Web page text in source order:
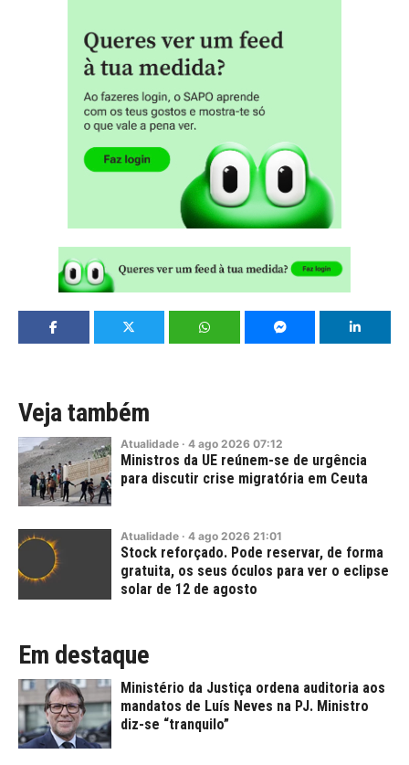
Veja também
Atualidade · 4 ago 2026 07:12
Ministros da UE reúnem-se de urgência
para discutir crise migratória em Ceuta
Atualidade · 4 ago 2026 21:01
Stock reforçado. Pode reservar, de forma
gratuita, os seus óculos para ver o eclipse
solar de 12 de agosto
Em destaque
Ministério da Justiça ordena auditoria aos
mandatos de Luís Neves na PJ. Ministro
diz-se “tranquilo”